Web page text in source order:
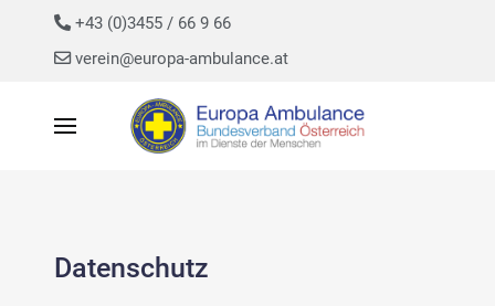
+43 (0)3455 / 66 9 66
verein@europa-ambulance.at
Datenschutz